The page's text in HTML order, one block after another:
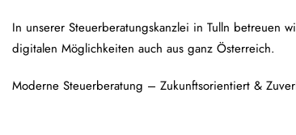
In unserer Steuerberatungskanzlei in Tulln betreuen
digitalen Möglichkeiten auch aus ganz Österreich.
Moderne Steuerberatung – Zukunftsorientiert &